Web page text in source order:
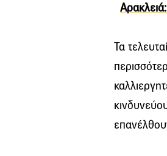
Τα